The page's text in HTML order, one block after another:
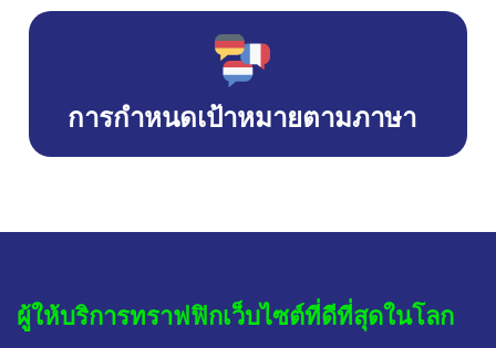
การกำหนดเป้าหมายตามภาษา
ผู้ให้บริการทราฟฟิกเว็บไซต์ที่ดีที่สุดในโลก